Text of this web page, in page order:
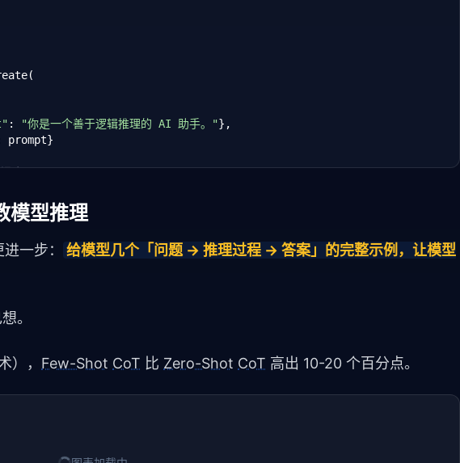
: "你是一个善于逻辑推理的 AI 助手。"},
prompt}
度
模型推理
一步：
给模型几个「问题 → 推理过程 → 答案」的完整示例，让模型
。
）， Few-Shot CoT 比 Zero-Shot CoT 高出 10-20 个百分点。